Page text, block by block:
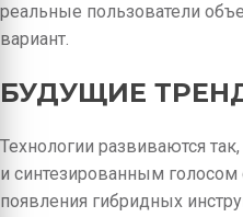
реальные пользователи
вариант.
БУДУЩИЕ
Технологии развиваются
и синтезированным голосом
появления гибридных